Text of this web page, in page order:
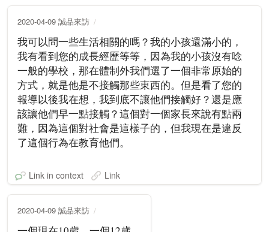
2020-04-09 誠品來訪
我可以問一些生活相關的嗎？我的小孩還滿小的，
我有看到您的成長經歷等等，因為我的小孩沒有唸
一般的學校，那在體制外我們選了一個非常原始的
方式，就是他是不接觸那些東西的。但是看了您的
報導以後我在想，我到底不讓他們接觸好？還是應
該讓他們早一點接觸？這個對一個家長來說有點兩
難，因為這個對社會是這樣子的，但我現在是違反
了這個行為在教育他們。
Link in context Link
2020-04-09 誠品來訪